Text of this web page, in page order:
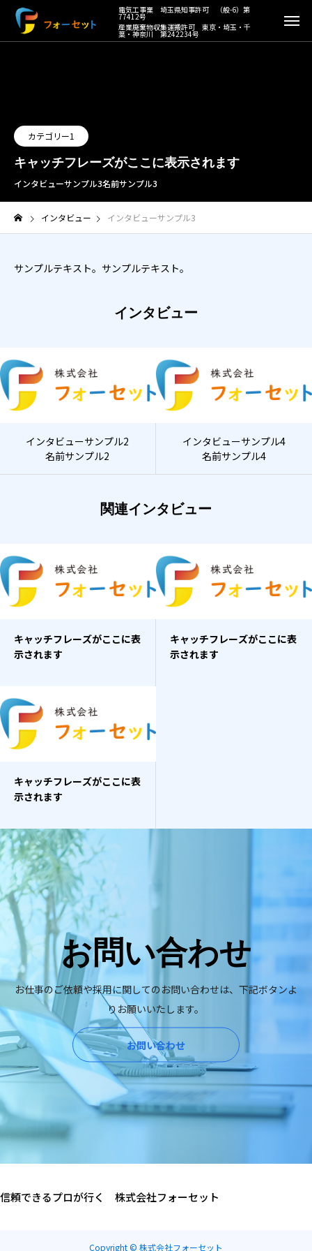
カテゴリー1
キャッチフレーズがここに表示されます
インタビューサンプル3名前サンプル3
インタビュー インタビューサンプル3
サンプルテキスト。サンプルテキスト。
インタビュー
インタビューサンプル2
名前サンプル2
インタビューサンプル4
名前サンプル4
関連インタビュー
キャッチフレーズがここに表
示されます
キャッチフレーズがここに表
示されます
キャッチフレーズがここに表
示されます
お問い合わせ
お仕事のご依頼や採用に関してのお問い合わせは、下記ボタンよ
りお願いいたします。
お問い合わせ
信頼できるプロが行く 株式会社フォーセット
Copyright © 株式会社フォーセット